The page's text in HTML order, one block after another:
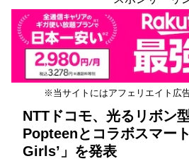
※当サイトにはアフェリエイト広
NTTドコモ、光るリボン
Popteenとコラボスマー
Girls’」を発表